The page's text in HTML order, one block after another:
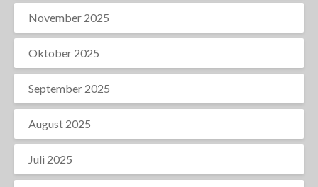
November 2025
Oktober 2025
September 2025
August 2025
Juli 2025